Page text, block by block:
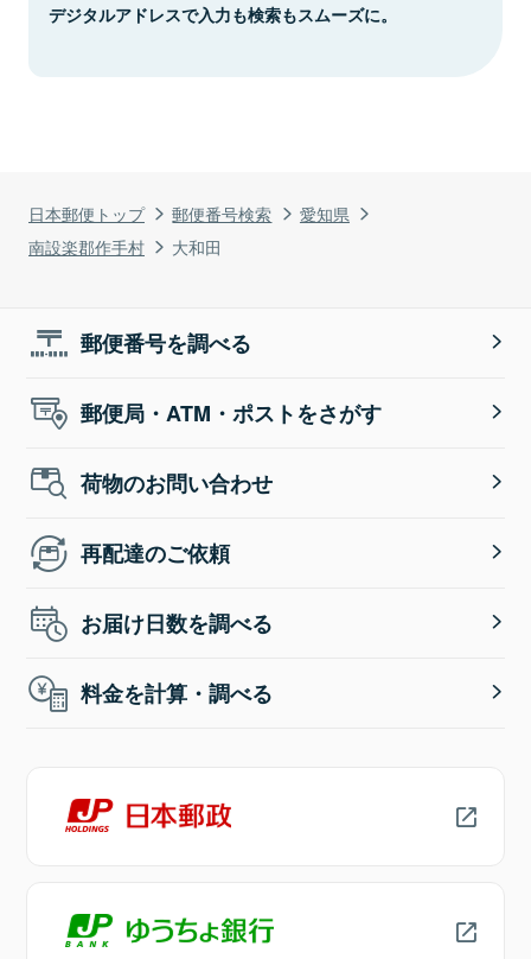
日本郵便トップ 郵便番号検索
愛知県
南設楽郡作手村
大和田
デジタルアドレスで入力も検索もスムーズに。
郵便番号を調べる
郵便局・ATM・ポストをさがす
荷物のお問い合わせ
再配達のご依頼
お届け日数を調べる
料金を計算・調べる